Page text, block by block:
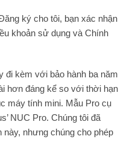
ký cho tôi, bạn xác nhận
khoản sử dụng và Chính
đi kèm với bảo hành ba năm
hơn đáng kể so với thời hạn
máy tính mini. Mẫu Pro cụ
NUC Pro. Chúng tôi đã
nhưng chúng cho phép